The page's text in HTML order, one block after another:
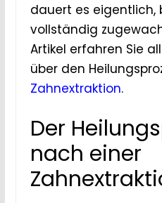
dauert es eigentlich,
vollständig
Artikel erfahren Sie
über den
Zahnextraktion.
Der
nach einer